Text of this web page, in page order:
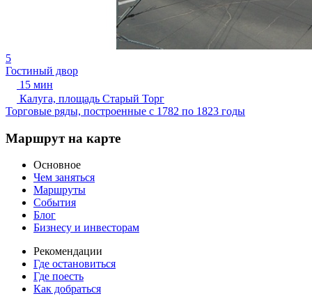
5
Гостиный двор
15 мин
Калуга, площадь Старый Торг
Торговые ряды, построенные с 1782 по 1823 годы
Маршрут на карте
Основное
Чем заняться
Маршруты
События
Блог
Бизнесу и инвесторам
Рекомендации
Где остановиться
Где поесть
Как добраться